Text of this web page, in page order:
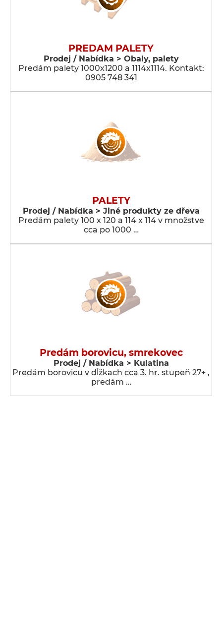
PREDAM PALETY
Prodej / Nabídka > Obaly, palety
Predám palety 1000x1200 a 1114x1114. Kontakt:
0905 748 341
PALETY
Prodej / Nabídka > Jiné produkty ze dřeva
Predám palety 100 x 120 a 114 x 114 v množstve
cca po 1000 …
Predám borovicu, smrekovec
Prodej / Nabídka > Kulatina
Predám borovicu v dĺžkach cca 3. hr. stupeň 27+ ,
predám …